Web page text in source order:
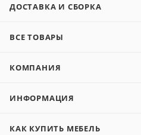
ДОСТАВКА И СБОРКА
ВСЕ ТОВАРЫ
КОМПАНИЯ
ИНФОРМАЦИЯ
КАК КУПИТЬ МЕБЕЛЬ